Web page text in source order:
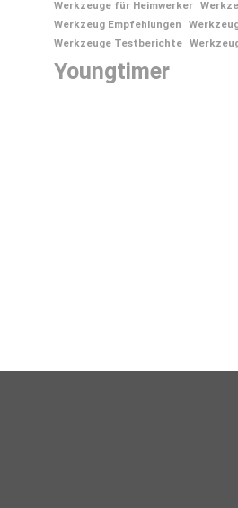
Werkzeuge für Heimwerker
Werkzeug Empfehlungen
Werkzeuge Testberichte
Youngtimer